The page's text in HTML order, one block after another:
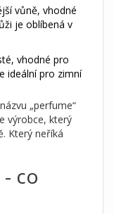
vůně, vhodné
je oblíbená v
vhodné pro
ideální pro zimní
„perfume“
výrobce, který
Který neříká
co